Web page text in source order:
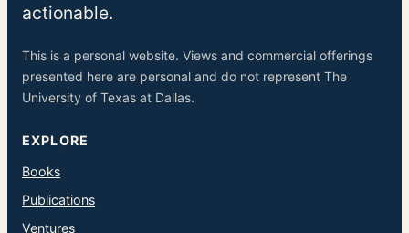
actionable.
This is a personal website. Views and commercial offerings
presented here are personal and do not represent The
University of Texas at Dallas.
EXPLORE
Books
Publications
Ventures